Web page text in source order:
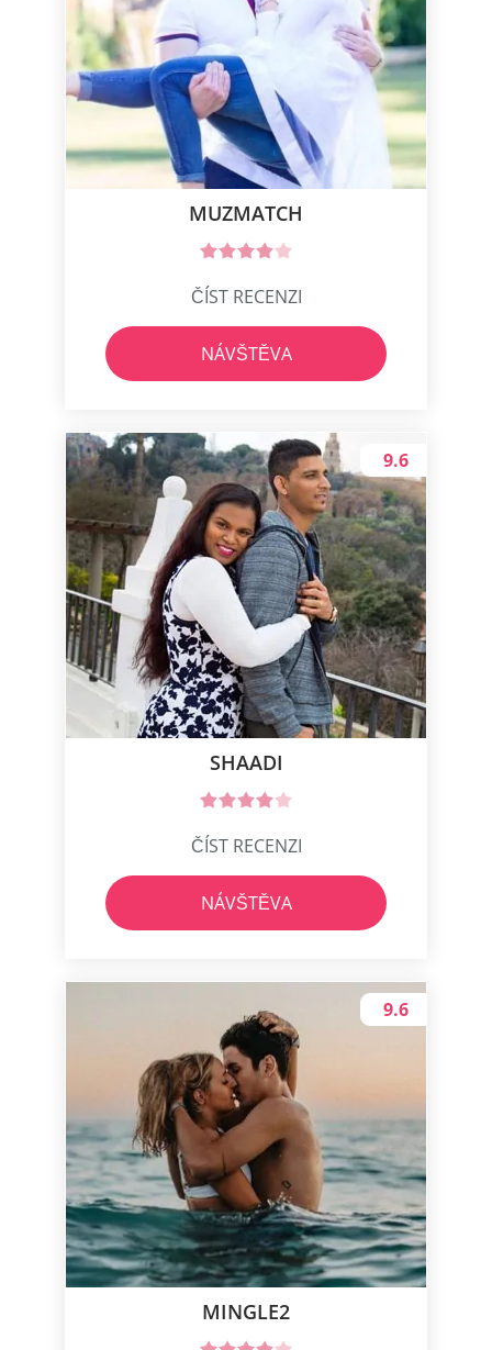
MUZMATCH
ČÍST RECENZI
NÁVŠTĚVA
SHAADI
9.6
ČÍST RECENZI
NÁVŠTĚVA
MINGLE2
9.6